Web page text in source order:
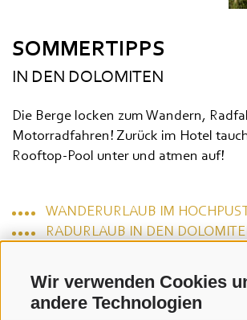
Wir verwenden Cookies
andere Technologien
SOMMERTIPPS
IN DEN DOLOMITEN
Die Berge locken zum Wandern,
Motorradfahren! Zurück im Hotel
Rooftop-Pool unter und atmen auf!
WANDERURLAUB IM
RADURLAUB IN DEN